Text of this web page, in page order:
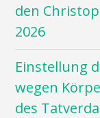
den
2026
Einstellung
wegen
des